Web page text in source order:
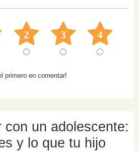
2 3 4
primero en comentar!
con un adolescente:
y lo que tu hijo